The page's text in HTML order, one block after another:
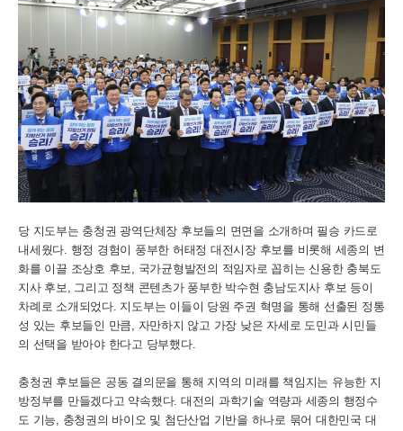
당 지도부는 충청권 광역단체장 후보들의 면면을 소개하며 필승 카드로
내세웠다. 행정 경험이 풍부한 허태정 대전시장 후보를 비롯해 세종의 변
화를 이끌 조상호 후보, 국가균형발전의 적임자로 꼽히는 신용한 충북도
지사 후보, 그리고 정책 콘텐츠가 풍부한 박수현 충남도지사 후보 등이
차례로 소개되었다. 지도부는 이들이 당원 주권 혁명을 통해 선출된 정통
성 있는 후보들인 만큼, 자만하지 않고 가장 낮은 자세로 도민과 시민들
의 선택을 받아야 한다고 당부했다.
충청권 후보들은 공동 결의문을 통해 지역의 미래를 책임지는 유능한 지
방정부를 만들겠다고 약속했다. 대전의 과학기술 역량과 세종의 행정수
도 기능, 충청권의 바이오 및 첨단산업 기반을 하나로 묶어 대한민국 대